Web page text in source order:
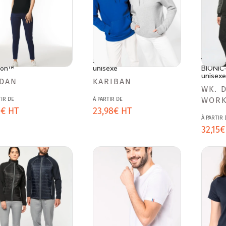
femme Heavy
:
DE
HT
Sweat shirt capuche
unisexe
Fournisseur :
KARIBAN
À PARTIR DE
Prix
habituel
23,98€ HT
Veste
unisexe
WK.
WORK
À PARTIR
Prix